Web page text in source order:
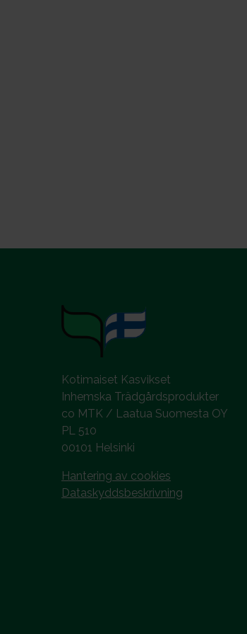
Kotimaiset Kasvikset
Inhemska Trädgårdsprodukter
co MTK / Laatua Suomesta OY
PL 510
00101 Helsinki
Hantering av cookies
Dataskyddsbeskrivning